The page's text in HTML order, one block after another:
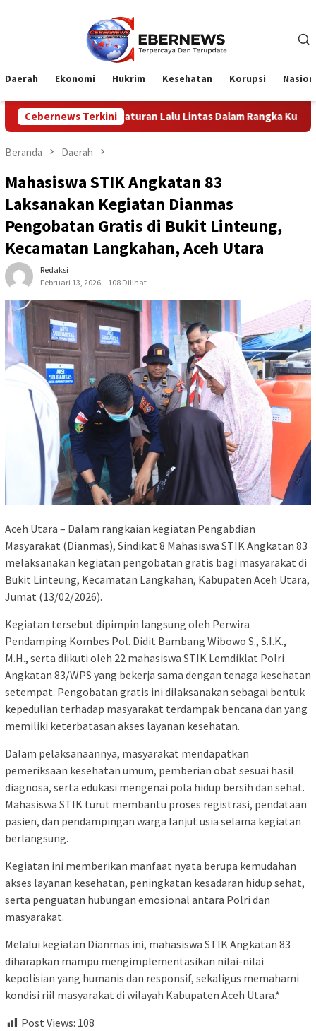
Daerah Ekonomi Hukrim Kesehatan Korupsi
Cebernews Terkini
Lalu Lintas Dalam Rangka Kunjungan Menteri
Beranda Daerah
Mahasiswa STIK Angkatan 83
Laksanakan Kegiatan Dianmas
Pengobatan Gratis di Bukit Linteung,
Kecamatan Langkahan, Aceh Utara
Redaksi
Februari 13, 2026
108 Dilihat
Aceh Utara – Dalam rangkaian kegiatan Pengabdian
Masyarakat (Dianmas), Sindikat 8 Mahasiswa STIK Angkatan 83
melaksanakan kegiatan pengobatan gratis bagi masyarakat di
Bukit Linteung, Kecamatan Langkahan, Kabupaten Aceh Utara,
Jumat (13/02/2026).
Kegiatan tersebut dipimpin langsung oleh Perwira
Pendamping Kombes Pol. Didit Bambang Wibowo S., S.I.K.,
M.H., serta diikuti oleh 22 mahasiswa STIK Lemdiklat Polri
Angkatan 83/WPS yang bekerja sama dengan tenaga kesehatan
setempat. Pengobatan gratis ini dilaksanakan sebagai bentuk
kepedulian terhadap masyarakat terdampak bencana dan yang
memiliki keterbatasan akses layanan kesehatan.
Dalam pelaksanaannya, masyarakat mendapatkan
pemeriksaan kesehatan umum, pemberian obat sesuai hasil
diagnosa, serta edukasi mengenai pola hidup bersih dan sehat.
Mahasiswa STIK turut membantu proses registrasi, pendataan
pasien, dan pendampingan warga lanjut usia selama kegiatan
berlangsung.
Kegiatan ini memberikan manfaat nyata berupa kemudahan
akses layanan kesehatan, peningkatan kesadaran hidup sehat,
serta penguatan hubungan emosional antara Polri dan
masyarakat.
Melalui kegiatan Dianmas ini, mahasiswa STIK Angkatan 83
diharapkan mampu mengimplementasikan nilai-nilai
kepolisian yang humanis dan responsif, sekaligus memahami
kondisi riil masyarakat di wilayah Kabupaten Aceh Utara.*
Post Views: 108